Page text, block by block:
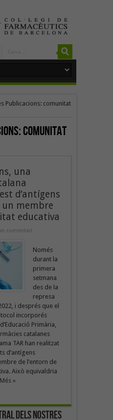
Publicacions: comunitat
comunitat
una
d’antígens
membre
educativa
comentari
Només
durant la
primera
setmana
des de la
represa
i després que el
incorporés
Primària,
catalanes
TAR han realitzat
d’antígens
de l’entorn de
Això equivaldria
»
dels nostres